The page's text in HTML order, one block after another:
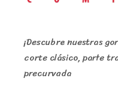
¡Descubre nuestras
corte clásico, parte
precurvada